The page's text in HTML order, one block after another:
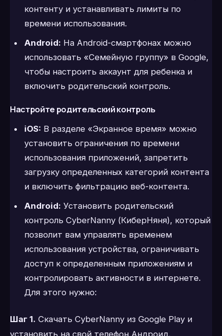
контенту и устанавливать лимиты по
времени использования.
Android: На Android-смартфонах можно
использовать «Семейную группу» в Google,
чтобы настроить аккаунт для ребенка и
включить родительский контроль.
Настройте родительский контроль
iOS: В разделе «Экранное время» можно
установить ограничения по времени
использования приложений, запретить
загрузку определенных категорий контента
и включить фильтрацию веб-контента.
Android: Установить родительский
контроль CyberNanny (КиберНяня), который
позволит вам управлять временем
использования устройства, ограничивать
доступ к определенным приложениям и
контролировать активности в интернете.
Для этого нужно:
Шаг 1. Скачать CyberNanny из Google Play и
установить на свой телефон Андроид.